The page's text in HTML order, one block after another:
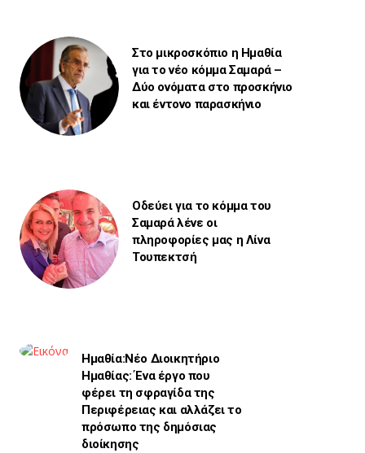
Στο μικροσκόπιο η Ημαθία
για το νέο κόμμα Σαμαρά –
Δύο ονόματα στο προσκήνιο
και έντονο παρασκήνιο
Οδεύει για το κόμμα του
Σαμαρά λένε οι
πληροφορίες μας η Λίνα
Τουπεκτσή
Ημαθία:Νέο Διοικητήριο
Ημαθίας: Ένα έργο που
φέρει τη σφραγίδα της
Περιφέρειας και αλλάζει το
πρόσωπο της δημόσιας
διοίκησης